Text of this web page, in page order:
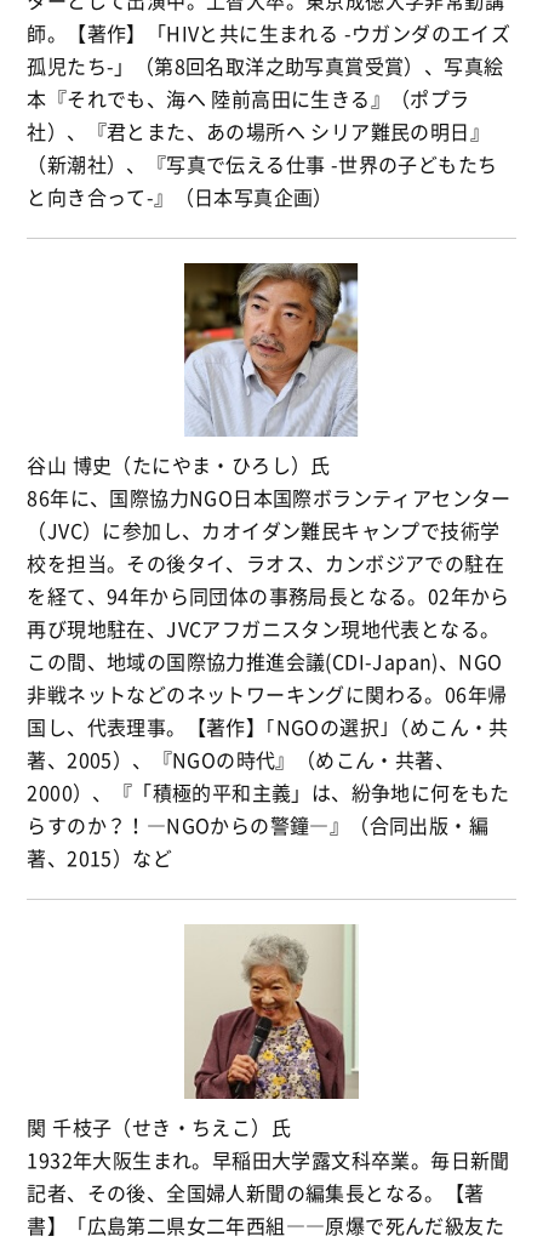
師。【著作】「HIVと共に生まれる -ウガンダのエイズ
孤児たち-」（第8回名取洋之助写真賞受賞）、写真絵
本『それでも、海へ 陸前高田に生きる』（ポプラ
社）、『君とまた、あの場所へ シリア難民の明日』
（新潮社）、『写真で伝える仕事 -世界の子どもたち
と向き合って-』（日本写真企画）
谷山 博史（たにやま・ひろし）氏
86年に、国際協力NGO日本国際ボランティアセンター
（JVC）に参加し、カオイダン難民キャンプで技術学
校を担当。その後タイ、ラオス、カンボジアでの駐在
を経て、94年から同団体の事務局長となる。02年から
再び現地駐在、JVCアフガニスタン現地代表となる。
この間、地域の国際協力推進会議(CDI-Japan)、NGO
非戦ネットなどのネットワーキングに関わる。06年帰
国し、代表理事。【著作】｢NGOの選択｣（めこん・共
著、2005）、『NGOの時代』（めこん・共著、
2000）、『「積極的平和主義」は、紛争地に何をもた
らすのか？！―NGOからの警鐘―』（合同出版・編
著、2015）など
関 千枝子（せき・ちえこ）氏
1932年大阪生まれ。早稲田大学露文科卒業。毎日新聞
記者、その後、全国婦人新聞の編集長となる。【著
書】「広島第二県女二年西組――原爆で死んだ級友た